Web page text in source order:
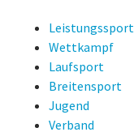
Leistungssport
Wettkampf
Laufsport
Breitensport
Jugend
Verband